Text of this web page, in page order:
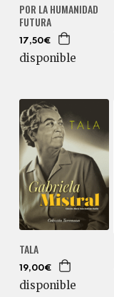
POR LA HUMANIDAD
FUTURA
17,50€
disponible
TALA
19,00€
disponible